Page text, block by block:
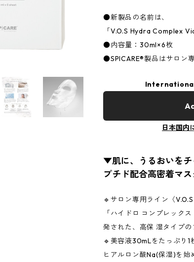
●新製品の名前は、
「V.O.S Hydra Complex
●内容量：30ml×6枚
●SPICARE®製品はサロン
日本国内
▼肌に、うるおいをチ
プチド配合高密着マ
🔹サロン専用ライン〈
「ハイドロ コンプレック
発された、高保 湿タイプ
🔹美容液30mLをたっぷり1
ヒアルロン酸Na(保湿)を